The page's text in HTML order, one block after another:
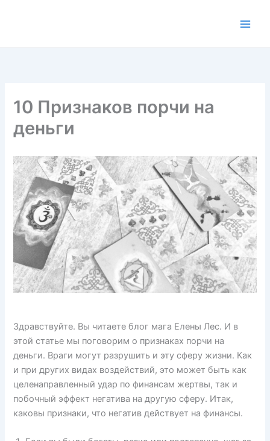
10 Признаков порчи на
деньги
Здравствуйте. Вы читаете блог мага Елены Лес. И в
этой статье мы поговорим о признаках порчи на
деньги. Враги могут разрушить и эту сферу жизни. Как
и при других видах воздействий, это может быть как
целенаправленный удар по финансам жертвы, так и
побочный эффект негатива на другую сферу. Итак,
каковы признаки, что негатив действует на финансы.